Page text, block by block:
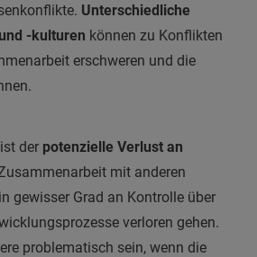
Unterschiedliche
-kulturen können zu Konflikten
erschweren und die
der potenzielle Verlust an
mit anderen
gewisser Grad an Kontrolle über
verloren gehen.
problematisch sein, wenn die